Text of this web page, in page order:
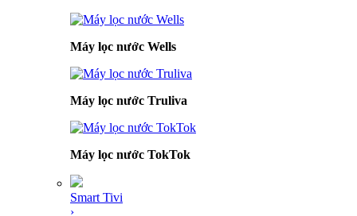
Máy lọc nước Wells
Máy lọc nước Truliva
Máy lọc nước TokTok
Smart Tivi
›